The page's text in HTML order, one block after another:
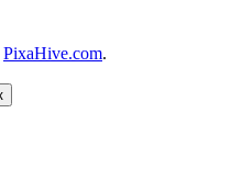
PixaHive.com.